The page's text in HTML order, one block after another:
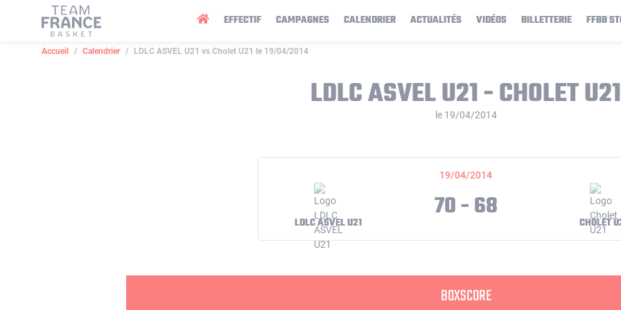
EFFECTIF CAMPAGNES CALENDRIER ACTUALITÉS VIDÉOS BILLETTERIE FFBB
Accueil Calendrier LDLC ASVEL U21 vs Cholet U21 le 19/04/2014
LDLC ASVEL U21 - CHOLET U21
le 19/04/2014
19/04/2014
LDLC ASVEL U21 70 - 68 CHOLET
BOXSCORE
Panneau de gestion des cookies